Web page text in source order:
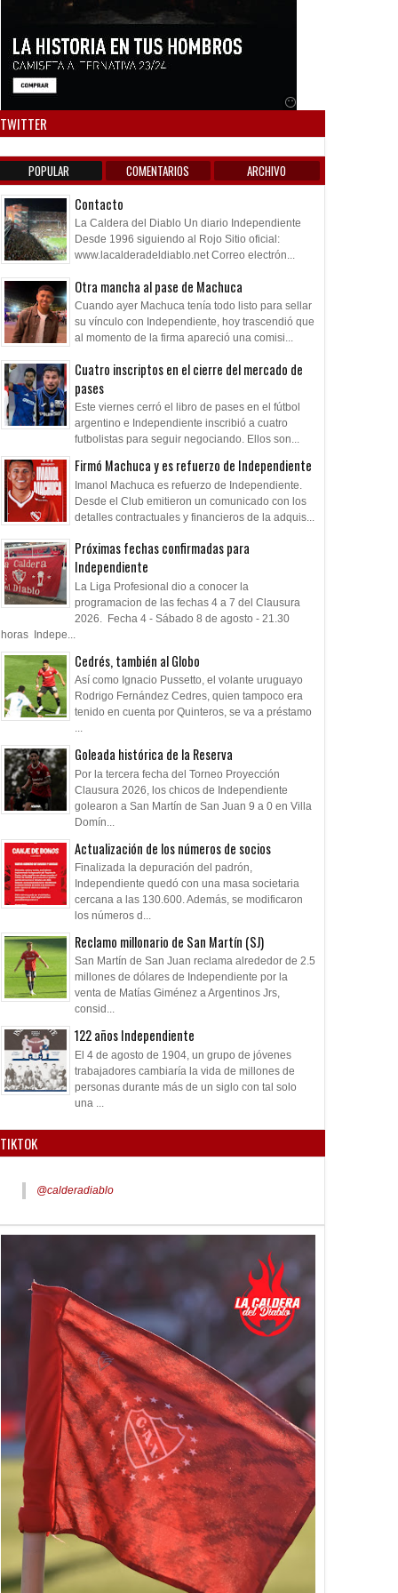
TWITTER
POPULAR COMENTARIOS ARCHIVO
Contacto
La Caldera del Diablo Un diario Independiente
Desde 1996 siguiendo al Rojo Sitio oficial:
www.lacalderadeldiablo.net Correo electrón...
Otra mancha al pase de Machuca
Cuando ayer Machuca tenía todo listo para sellar
su vínculo con Independiente, hoy trascendió que
al momento de la firma apareció una comisi...
Cuatro inscriptos en el cierre del mercado de
pases
Este viernes cerró el libro de pases en el fútbol
argentino e Independiente inscribió a cuatro
futbolistas para seguir negociando. Ellos son...
Firmó Machuca y es refuerzo de Independiente
Imanol Machuca es refuerzo de Independiente.
Desde el Club emitieron un comunicado con los
detalles contractuales y financieros de la adquis...
Próximas fechas confirmadas para
Independiente
La Liga Profesional dio a conocer la
programacion de las fechas 4 a 7 del Clausura
2026. Fecha 4 - Sábado 8 de agosto - 21.30
horas Indepe...
Cedrés, también al Globo
Así como Ignacio Pussetto, el volante uruguayo
Rodrigo Fernández Cedres, quien tampoco era
tenido en cuenta por Quinteros, se va a préstamo
...
Goleada histórica de la Reserva
Por la tercera fecha del Torneo Proyección
Clausura 2026, los chicos de Independiente
golearon a San Martín de San Juan 9 a 0 en Villa
Domín...
Actualización de los números de socios
Finalizada la depuración del padrón,
Independiente quedó con una masa societaria
cercana a las 130.600. Además, se modificaron
los números d...
Reclamo millonario de San Martín (SJ)
San Martín de San Juan reclama alrededor de 2.5
millones de dólares de Independiente por la
venta de Matías Giménez a Argentinos Jrs,
consid...
122 años Independiente
El 4 de agosto de 1904, un grupo de jóvenes
trabajadores cambiaría la vida de millones de
personas durante más de un siglo con tal solo
una ...
TIKTOK
@calderadiablo